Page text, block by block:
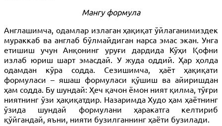
Мангу формула
Англашимча, одамлар излаган ҳақиқат ўйлаганимиздек
мураккаб ва англаб бўлмайдиган нарса эмас экан. Унга
етишиш учун Анқонинг уруғи дардида Кўҳи Қофни
излаб юриш шарт эмасдай. У жуда оддий. Ҳар ҳолда
одамдан кўра содда. Сезишимча, ҳаёт ҳақиқати
формуласи – яшаш формуласи қўшиш ва айиришдан
ҳам содда. Бу шундай: Ҳеч қачон ёмон ният қилма, тўғри
ниятнинг ўзи ҳақиқатдир. Назаримда Худо ҳам ҳаётнинг
ўзида шундай формулани ҳаракатга келтириб
қўйгандай, яъни, нияти бузилганнинг ҳаёти бузилади.